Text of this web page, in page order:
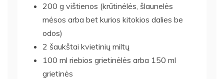
200 g vištienos (krūtinėlės, šlaunelės
mėsos arba bet kurios kitokios dalies be
odos)
2 šaukštai kvietinių miltų
100 ml riebios grietinėlės arba 150 ml
grietinės